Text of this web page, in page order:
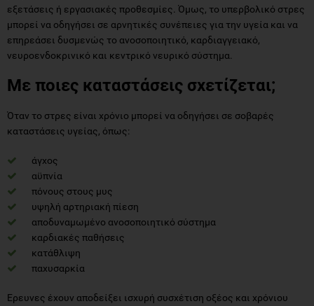
εξετάσεις ή εργασιακές προθεσμίες. Όμως, το υπερβολικό στρες
μπορεί να οδηγήσει σε αρνητικές συνέπειες για την υγεία και να
επηρεάσει δυσμενώς το ανοσοποιητικό, καρδιαγγειακό,
νευροενδοκρινικό και κεντρικό νευρικό σύστημα.
Με ποιες καταστάσεις σχετίζεται;
Όταν το στρες είναι χρόνιο μπορεί να οδηγήσει σε σοβαρές
καταστάσεις υγείας, όπως:
άγχος
αϋπνία
πόνους στους μυς
υψηλή αρτηριακή πίεση
αποδυναμωμένο ανοσοποιητικό σύστημα
καρδιακές παθήσεις
κατάθλιψη
παχυσαρκία
Ερευνες έχουν αποδείξει ισχυρή συσχέτιση οξέος και χρόνιου